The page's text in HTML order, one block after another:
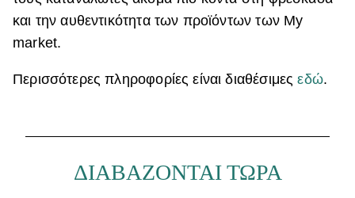
και την αυθεντικότητα των προϊόντων των My
market.
Περισσότερες πληροφορίες είναι διαθέσιμεςεδώ.
ΔΙΑΒΑΖΟΝΤΑΙ ΤΩΡΑ